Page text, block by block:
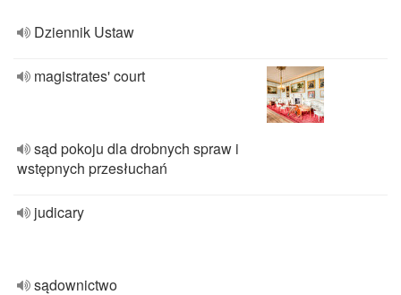
Dziennik Ustaw
magistrates' court
sąd pokoju dla drobnych spraw i
wstępnych przesłuchań
judicary
sądownictwo